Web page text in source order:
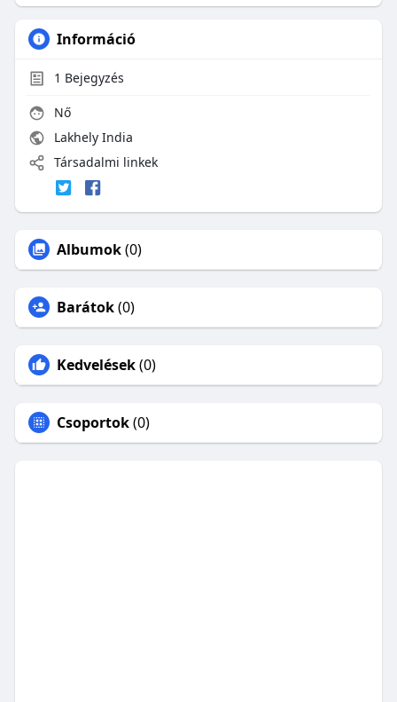
Információ
1 Bejegyzés
Nő
Lakhely India
Társadalmi linkek
Albumok(0)
Barátok(0)
Kedvelések(0)
Csoportok(0)